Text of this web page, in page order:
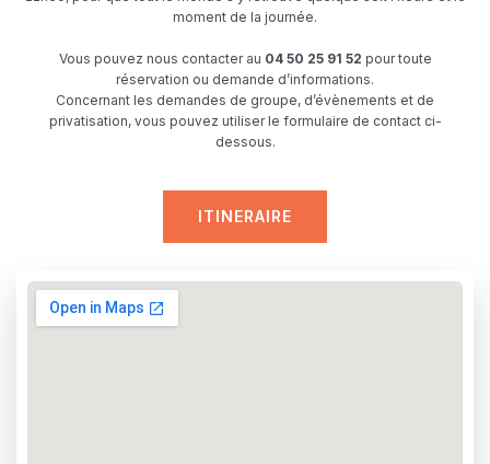
moment de la journée.
Vous pouvez nous contacter au 04 50 25 91 52 pour toute
réservation ou demande d’informations.
Concernant les demandes de groupe, d’évènements et de
privatisation, vous pouvez utiliser le formulaire de contact ci-
dessous.
ITINERAIRE